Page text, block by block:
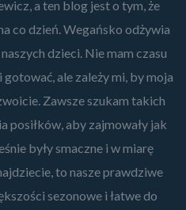
a ten blog jest o tym, że
co dzień. Wegańsko odżywia
dzieci. Nie mam czasu
ale zależy mi, by moja
Zawsze szukam takich
aby zajmowały jak
były smaczne i w miarę
to nasze prawdziwe
sezonowe i łatwe do